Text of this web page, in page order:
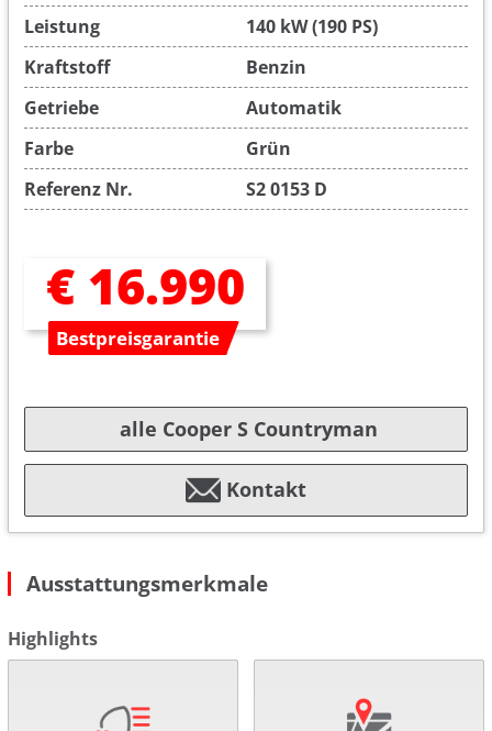
Leistung
140 kW (190 PS)
Kraftstoff
Benzin
Getriebe
Automatik
Farbe
Grün
Referenz Nr.
S2 0153 D
€ 16.990
Bestpreisgarantie
alle Cooper S Countryman
Kontakt
Ausstattungsmerkmale
Highlights